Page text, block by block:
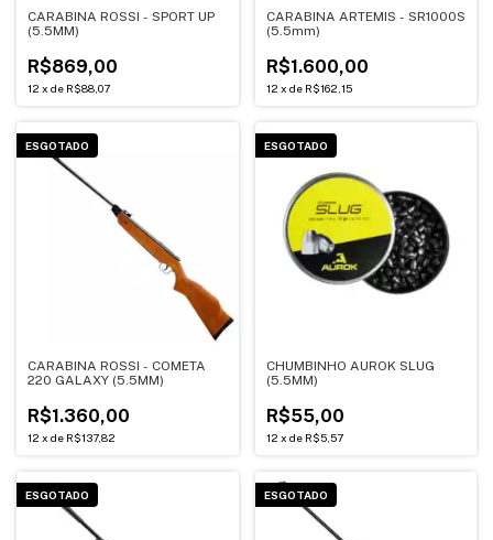
CARABINA ROSSI - SPORT UP
(5.5MM)
R$869,00
12 x de R$88,07
CARABINA ARTEMIS - SR1000S
(5.5mm)
R$1.600,00
12 x de R$162,15
ESGOTADO
CARABINA ROSSI - COMETA
220 GALAXY (5.5MM)
R$1.360,00
12 x de R$137,82
ESGOTADO
CHUMBINHO AUROK SLUG
(5.5MM)
R$55,00
12 x de R$5,57
ESGOTADO ESGOTADO